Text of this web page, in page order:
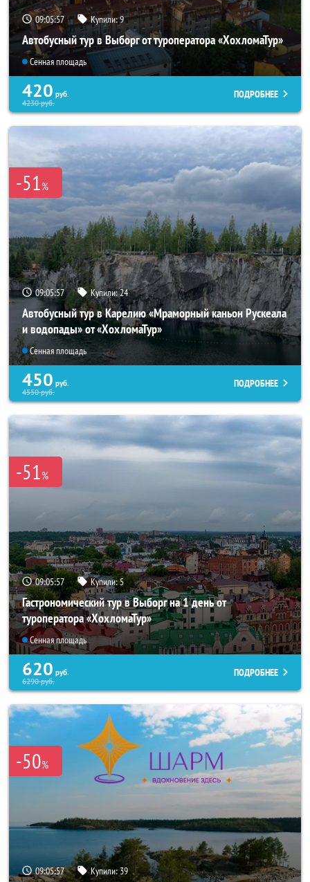
09:05:55 Купили:9
Автобусный тур в Выборг от туроператора «ХохломаТур»
Сенная площадь
420 руб.
4230руб.
ПОДРОБНЕЕ
-51%
09:05:55 Купили:24
Автобусный тур в Карелию «Мраморный каньон Рускеала
и водопады» от «ХохломаТур»
Сенная площадь
450 руб.
4550руб.
ПОДРОБНЕЕ
-51%
09:05:55 Купили:5
Гастрономический тур в Выборг на 1 день от
туроператора «ХохломаТур»
Сенная площадь
620 руб.
6290руб.
ПОДРОБНЕЕ
-50%
09:05:55 Купили:39